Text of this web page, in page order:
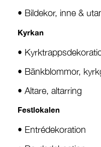
• Bildekor, inne &
Kyrkan
•
• Bänkblommor,
• Altare, altarring
Festlokalen
• Entrédekoration